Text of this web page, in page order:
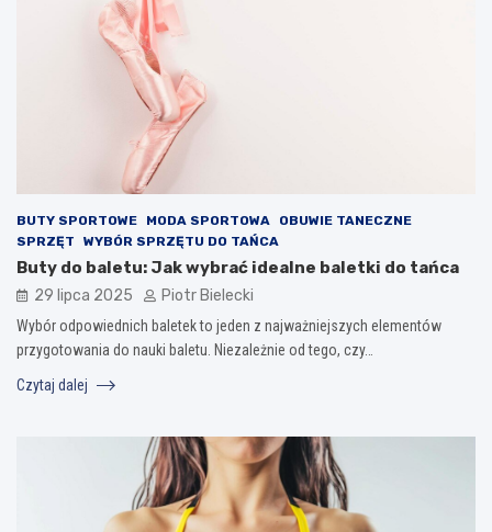
BUTY SPORTOWE MODA SPORTOWA
OBUWIE TANECZNE
SPRZĘT
WYBÓR SPRZĘTU DO TAŃCA
Buty do baletu: Jak wybrać idealne baletki do tańca
29 lipca 2025 Piotr Bielecki
Wybór odpowiednich baletek to jeden z najważniejszych elementów
przygotowania do nauki baletu. Niezależnie od tego, czy…
Czytaj dalej